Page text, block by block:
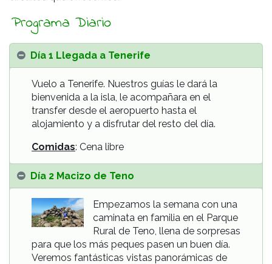
Programa Diario
Día 1 Llegada a Tenerife
Vuelo a Tenerife. Nuestros guías le dará la
bienvenida a la isla, le acompañara en el
transfer desde el aeropuerto hasta el
alojamiento y a disfrutar del resto del día.
Comidas: Cena libre
Día 2 Macizo de Teno
Empezamos la semana con una
caminata en familia en el Parque
Rural de Teno, llena de sorpresas
para que los más peques pasen un buen día.
Veremos fantásticas vistas panorámicas de